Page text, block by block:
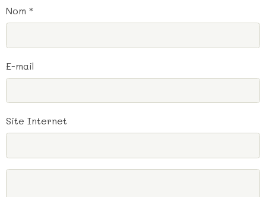
Nom
E-mail
Site Internet